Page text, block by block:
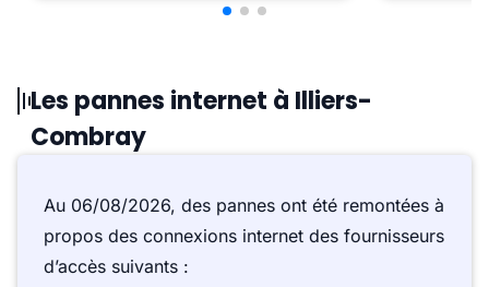
Les pannes internet à Illiers-
Combray
Au 06/08/2026, des pannes ont été remontées à
propos des connexions internet des fournisseurs
d’accès suivants :